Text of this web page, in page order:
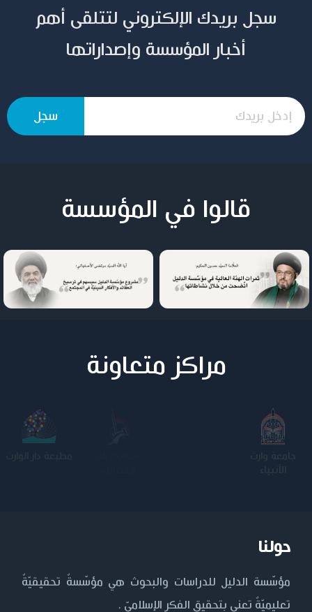
سجل بريدك الإلكتروني لتتلقى أهم
أخبار المؤسسة وإصداراتها
قالوا في المؤسسة
مراكز متعاونة
حولنا
مؤسّسة الدليل للدراسات والبحوث هي مؤسّسةٌ تحقيقيّةٌ
تعليميّةٌ تعنى بتحقيق الفكر الإسلاميّ .